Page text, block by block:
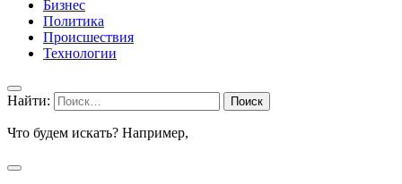
Бизнес
Политика
Происшествия
Технологии
Найти:
Что будем искать? Например,